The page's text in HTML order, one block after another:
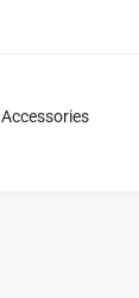
Accessories